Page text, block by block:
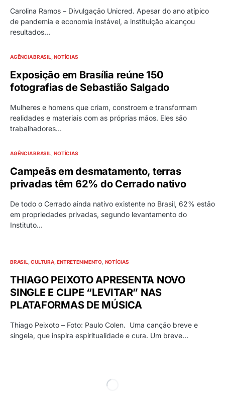
Carolina Ramos – Divulgação Unicred. Apesar do ano atípico
de pandemia e economia instável, a instituição alcançou
resultados…
AGÊNCIA BRASIL NOTÍCIAS
Exposição em Brasília reúne 150
fotografias de Sebastião Salgado
Mulheres e homens que criam, constroem e transformam
realidades e materiais com as próprias mãos. Eles são
trabalhadores…
AGÊNCIA BRASIL NOTÍCIAS
Campeãs em desmatamento, terras
privadas têm 62% do Cerrado nativo
De todo o Cerrado ainda nativo existente no Brasil, 62% estão
em propriedades privadas, segundo levantamento do
Instituto…
BRASIL CULTURA ENTRETENIMENTO NOTÍCIAS
THIAGO PEIXOTO APRESENTA NOVO
SINGLE E CLIPE “LEVITAR” NAS
PLATAFORMAS DE MÚSICA
Thiago Peixoto – Foto: Paulo Colen. Uma canção breve e
singela, que inspira espiritualidade e cura. Um breve…